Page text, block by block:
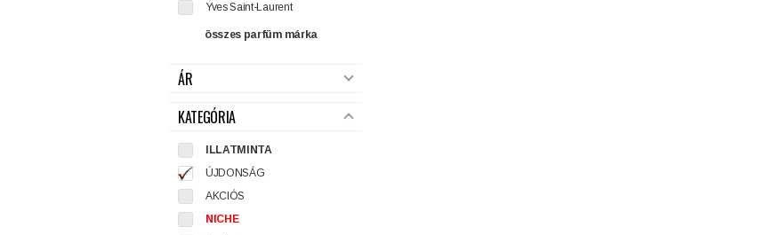
Yves Saint-Laurent
összes parfüm márka
ÁR
KATEGÓRIA
ILLATMINTA
ÚJDONSÁG
AKCIÓS
NICHE